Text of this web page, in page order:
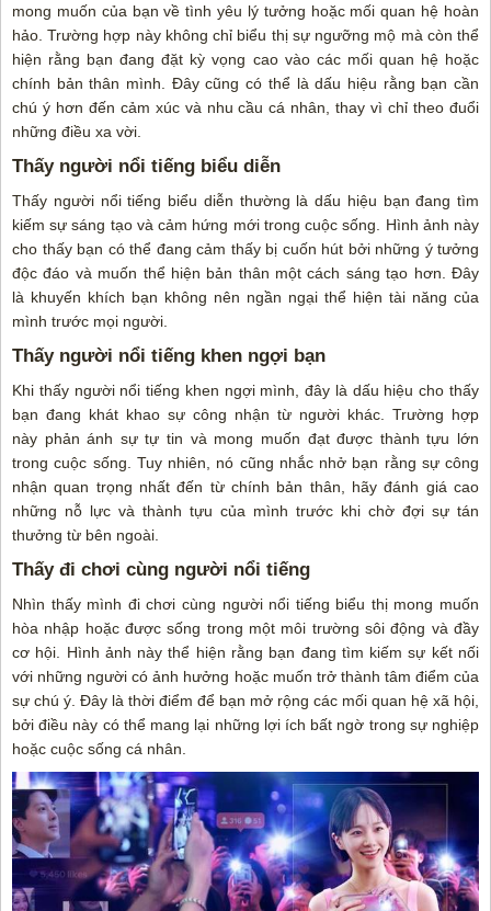
mong muốn của bạn về tình yêu lý tưởng hoặc mối quan hệ hoàn
hảo. Trường hợp này không chỉ biểu thị sự ngưỡng mộ mà còn thể
hiện rằng bạn đang đặt kỳ vọng cao vào các mối quan hệ hoặc
chính bản thân mình. Đây cũng có thể là dấu hiệu rằng bạn cần
chú ý hơn đến cảm xúc và nhu cầu cá nhân, thay vì chỉ theo đuổi
những điều xa vời.
Thấy người nổi tiếng biểu diễn
Thấy người nổi tiếng biểu diễn thường là dấu hiệu bạn đang tìm
kiếm sự sáng tạo và cảm hứng mới trong cuộc sống. Hình ảnh này
cho thấy bạn có thể đang cảm thấy bị cuốn hút bởi những ý tưởng
độc đáo và muốn thể hiện bản thân một cách sáng tạo hơn. Đây
là khuyến khích bạn không nên ngần ngại thể hiện tài năng của
mình trước mọi người.
Thấy người nổi tiếng khen ngợi bạn
Khi thấy người nổi tiếng khen ngợi mình, đây là dấu hiệu cho thấy
bạn đang khát khao sự công nhận từ người khác. Trường hợp
này phản ánh sự tự tin và mong muốn đạt được thành tựu lớn
trong cuộc sống. Tuy nhiên, nó cũng nhắc nhở bạn rằng sự công
nhận quan trọng nhất đến từ chính bản thân, hãy đánh giá cao
những nỗ lực và thành tựu của mình trước khi chờ đợi sự tán
thưởng từ bên ngoài.
Thấy đi chơi cùng người nổi tiếng
Nhìn thấy mình đi chơi cùng người nổi tiếng biểu thị mong muốn
hòa nhập hoặc được sống trong một môi trường sôi động và đầy
cơ hội. Hình ảnh này thể hiện rằng bạn đang tìm kiếm sự kết nối
với những người có ảnh hưởng hoặc muốn trở thành tâm điểm của
sự chú ý. Đây là thời điểm để bạn mở rộng các mối quan hệ xã hội,
bởi điều này có thể mang lại những lợi ích bất ngờ trong sự nghiệp
hoặc cuộc sống cá nhân.